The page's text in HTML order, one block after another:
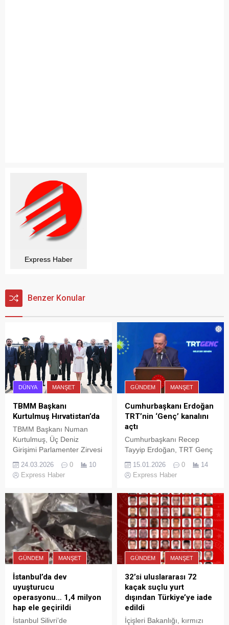
Express Haber
Benzer Konular
DÜNYA MANŞET
TBMM Başkanı
Kurtulmuş Hırvatistan’da
TBMM Başkanı Numan
Kurtulmuş, Üç Deniz
Girişimi Parlamenter Zirvesi
Zagreb’te temaslarda
bulunuyor. ANKARA (İGFA)
Meclisi (TBMM) Başkanı
Numan Kurtulmuş ve
beraberindeki parlamento
heyeti, “Üç Deniz Girişimi
Parlamenter Zirvesi”ne
katılmak üzere
Hırvatistan’ın başkenti
Zagreb’e gitti. TBMM
Hırvatistan Parlamentosu
Milletvekili Ivan Malenica
ile...
24.03.2026 0
10
Express Haber
GÜNDEM MANŞET
Cumhurbaşkanı Erdoğan
TRT’nin ‘Genç’ kanalını
açtı
Cumhurbaşkanı Recep
Tayyip Erdoğan, TRT Genç
konuşmada TRT’nin hakikat
mücadelesindeki rolüne
gençlerin zihinsel ve kültürel
gelişimine katkı sunacağını
söyledi.
15.01.2026 0
14
Express Haber
GÜNDEM MANŞET
İstanbul’da dev
uyuşturucu
operasyonu… 1,4 milyon
hap ele geçirildi
İstanbul Silivri’de
GÜNDEM MANŞET
32’si uluslararası 72
kaçak suçlu yurt
dışından Türkiye’ye iade
edildi
İçişleri Bakanlığı, kırmızı